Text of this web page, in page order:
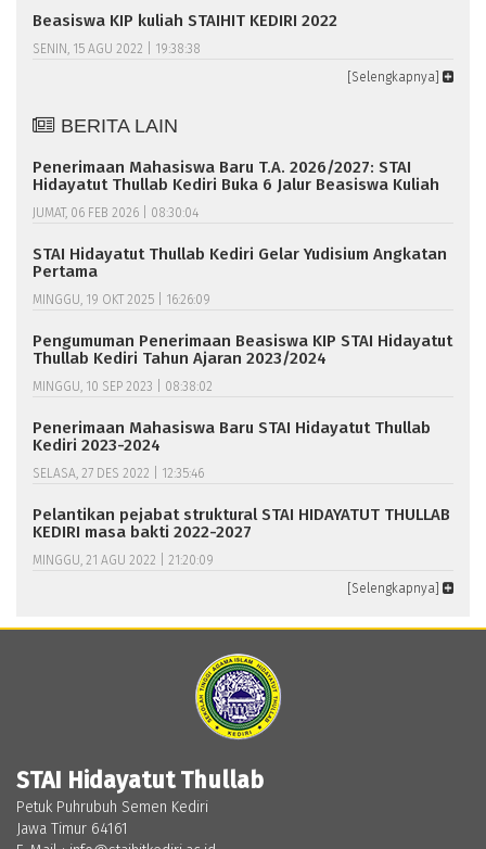
Beasiswa KIP kuliah STAIHIT KEDIRI 2022
SENIN, 15 AGU 2022 | 19:38:38
[Selengkapnya]
BERITA LAIN
Penerimaan Mahasiswa Baru T.A. 2026/2027: STAI
Hidayatut Thullab Kediri Buka 6 Jalur Beasiswa Kuliah
JUMAT, 06 FEB 2026 | 08:30:04
STAI Hidayatut Thullab Kediri Gelar Yudisium Angkatan
Pertama
MINGGU, 19 OKT 2025 | 16:26:09
Pengumuman Penerimaan Beasiswa KIP STAI Hidayatut
Thullab Kediri Tahun Ajaran 2023/2024
MINGGU, 10 SEP 2023 | 08:38:02
Penerimaan Mahasiswa Baru STAI Hidayatut Thullab
Kediri 2023-2024
SELASA, 27 DES 2022 | 12:35:46
Pelantikan pejabat struktural STAI HIDAYATUT THULLAB
KEDIRI masa bakti 2022-2027
MINGGU, 21 AGU 2022 | 21:20:09
[Selengkapnya]
STAI Hidayatut Thullab
Petuk Puhrubuh Semen Kediri
Jawa Timur 64161